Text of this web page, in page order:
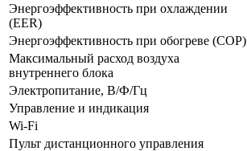
Энергоэффективность при охлаждении
(EER)
Энергоэффективность при обогреве (COP)
Максимальный расход воздуха
внутреннего блока
Электропитание, В/Ф/Гц
Управление и индикация
Wi-Fi
Пульт дистанционного управления